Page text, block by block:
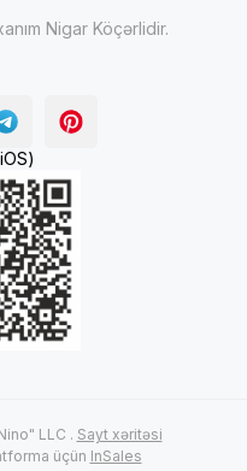
Nigar Köçərlidir.
LLC . Sayt xəritəsi
üçün InSales